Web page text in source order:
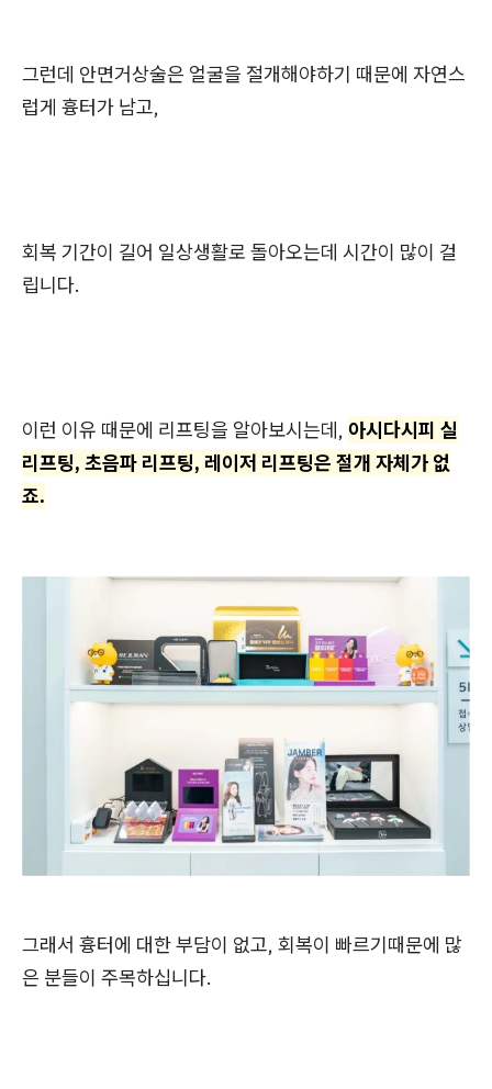
그런데 안면거상술은 얼굴을 절개해야하기 때문에 자연스
럽게 흉터가 남고,
회복 기간이 길어 일상생활로 돌아오는데 시간이 많이 걸
립니다.
이런 이유 때문에 리프팅을 알아보시는데, 아시다시피 실
리프팅, 초음파 리프팅, 레이저 리프팅은 절개 자체가 없
죠.
그래서 흉터에 대한 부담이 없고, 회복이 빠르기때문에 많
은 분들이 주목하십니다.